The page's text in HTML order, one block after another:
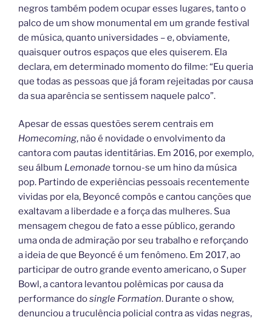
negros também podem ocupar esses lugares, tanto o
palco de um show monumental em um grande festival
de música, quanto universidades – e, obviamente,
quaisquer outros espaços que eles quiserem. Ela
declara, em determinado momento do filme: “Eu queria
que todas as pessoas que já foram rejeitadas por causa
da sua aparência se sentissem naquele palco”.
Apesar de essas questões serem centrais em
Homecoming, não é novidade o envolvimento da
cantora com pautas identitárias. Em 2016, por exemplo,
seu álbum Lemonadetornou-se um hino da música
pop. Partindo de experiências pessoais recentemente
vividas por ela, Beyoncé compôs e cantou canções que
exaltavam a liberdade e a força das mulheres. Sua
mensagem chegou de fato a esse público, gerando
uma onda de admiração por seu trabalho e reforçando
a ideia de que Beyoncé é um fenômeno. Em 2017, ao
participar de outro grande evento americano, o Super
Bowl, a cantora levantou polêmicas por causa da
performance dosingle Formation. Durante o show,
denunciou a truculência policial contra as vidas negras,